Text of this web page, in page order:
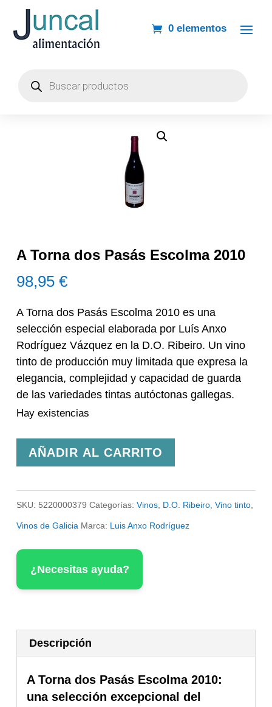
0 elementos
A Torna dos Pasás Escolma 2010
98,95€
A Torna dos Pasás Escolma 2010 es una
selección especial elaborada por Luís Anxo
Rodríguez Vázquez en la D.O. Ribeiro. Un vino
tinto de producción muy limitada que expresa la
elegancia, complejidad y capacidad de guarda
de las variedades tintas autóctonas gallegas.
Hay existencias
Torna
dos
Pasás
Escolma
2010
cantidad
AÑADIR AL CARRITO
SKU: 5220000379 Categorías:Vinos D.O. Ribeiro ,Vino tinto
Vinos de Galicia Marca: Luis Anxo Rodríguez
¿Necesitas ayuda?
Descripción
A Torna dos Pasás Escolma 2010:
una selección excepcional del